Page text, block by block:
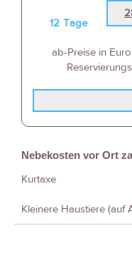
12 Tage
ab-Preise in
Nebekosten vor Ort
Kurtaxe
Kleinere Haustiere